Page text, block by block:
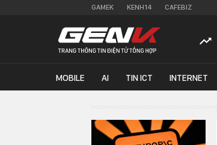
GAMEK KENH14 CAFEBIZ
MOBILE AI TIN ICT INTERNET